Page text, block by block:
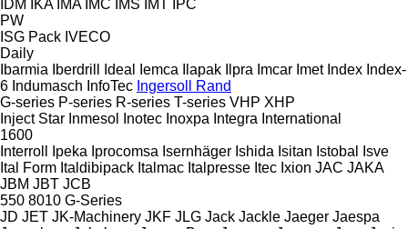
IDM
IKA IMA IMC IMS IMT IPC
PW
ISG Pack IVECO
Daily
Ibarmia
Iberdrill Ideal Iemca Ilapak Ilpra Imcar Imet Index Index-
6 Indumasch InfoTec Ingersoll Rand
G-series P-series R-series T-series VHP XHP
Inject Star Inmesol Inotec Inoxpa Integra International
1600
Interroll
Ipeka Iprocomsa Isernhäger Ishida Isitan Istobal
Isve
Ital Form Italdibipack Italmac Italpresse Itec Ixion JAC JAKA
JBM JBT JCB
550 8010 G-Series
JD JET JK-Machinery JKF JLG Jack Jackle Jaeger Jaespa